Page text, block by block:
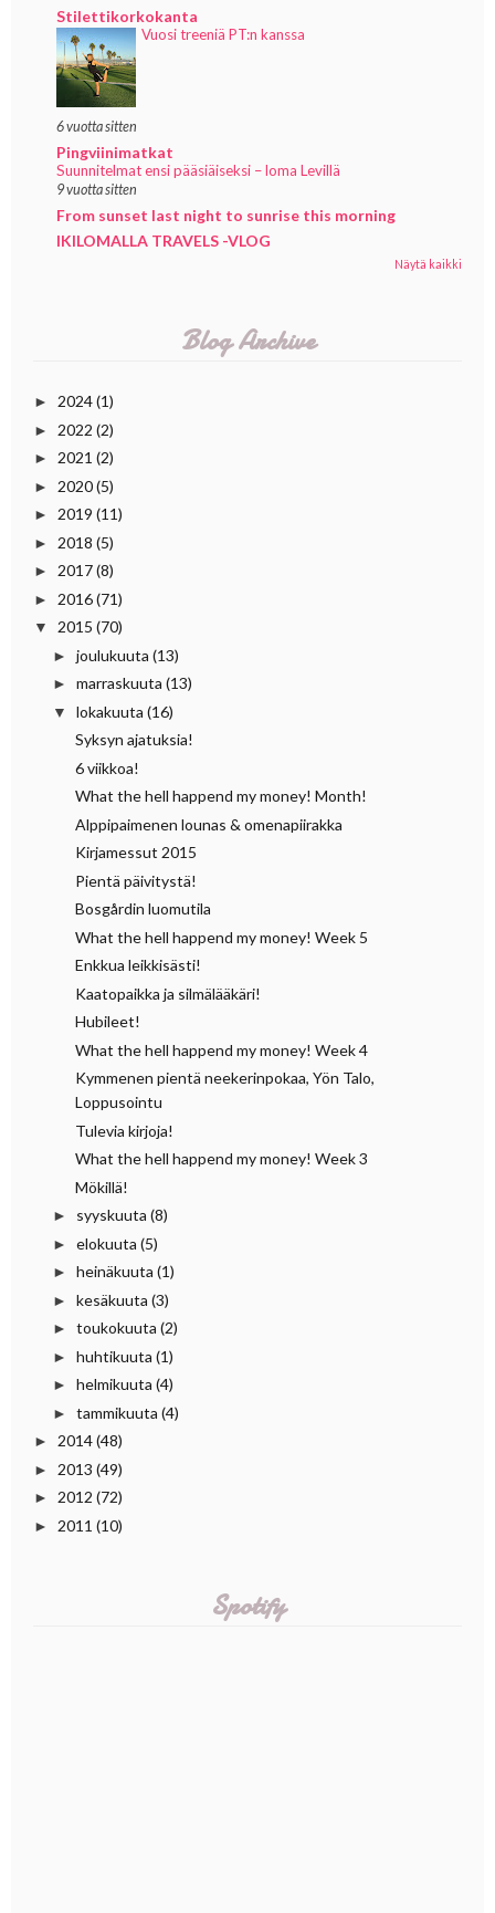
Stilettikorkokanta
Vuosi treeniä PT:n kanssa
6 vuotta sitten
Pingviinimatkat
Suunnitelmat ensi pääsiäiseksi – loma Levillä
9 vuotta sitten
From sunset last night to sunrise this morning
IKILOMALLA TRAVELS -VLOG
Näytä kaikki
Blog Archive
► 2024(1)
► 2022 (2)
► 2021 (2)
► 2020(5)
► 2019 (11)
► 2018 (5)
► 2017(8)
► 2016(71)
▼ 2015 (70)
► joulukuuta (13)
► marraskuuta (13)
▼ lokakuuta (16)
Syksyn ajatuksia!
6 viikkoa!
What the hell happend my money! Month!
Alppipaimenen lounas & omenapiirakka
Kirjamessut 2015
Pientä päivitystä!
Bosgårdin luomutila
What the hell happend my money! Week 5
Enkkua leikkisästi!
Kaatopaikka ja silmälääkäri!
Hubileet!
What the hell happend my money! Week 4
Kymmenen pientä neekerinpokaa, Yön Talo,
Loppusointu
Tulevia kirjoja!
What the hell happend my money! Week 3
Mökillä!
► syyskuuta (8)
► elokuuta (5)
► heinäkuuta (1)
► kesäkuuta (3)
► toukokuuta (2)
► huhtikuuta (1)
► helmikuuta (4)
► tammikuuta (4)
► 2014(48)
► 2013 (49)
► 2012 (72)
► 2011 (10)
Spotify